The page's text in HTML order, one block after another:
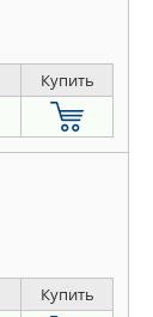
Купить
Купить